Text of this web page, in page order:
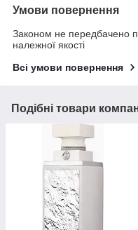
Умови повернення
Законом не передбачено
належної якості
Всі умови повернення
Подібні товари